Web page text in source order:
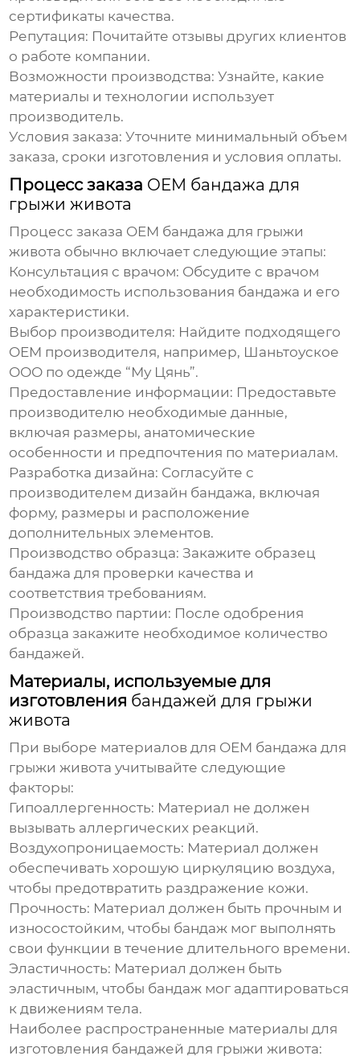
сертификаты качества.
Репутация: Почитайте отзывы других клиентов
о работе компании.
Возможности производства: Узнайте, какие
материалы и технологии использует
производитель.
Условия заказа: Уточните минимальный объем
заказа, сроки изготовления и условия оплаты.
Процесс заказа OEM бандажа для
грыжи живота
Процесс заказа OEM бандажа для грыжи
живота обычно включает следующие этапы:
Консультация с врачом: Обсудите с врачом
необходимость использования бандажа и его
характеристики.
Выбор производителя: Найдите подходящего
OEM производителя, например, Шаньтоуское
ООО по одежде “Му Цянь”.
Предоставление информации: Предоставьте
производителю необходимые данные,
включая размеры, анатомические
особенности и предпочтения по материалам.
Разработка дизайна: Согласуйте с
производителем дизайн бандажа, включая
форму, размеры и расположение
дополнительных элементов.
Производство образца: Закажите образец
бандажа для проверки качества и
соответствия требованиям.
Производство партии: После одобрения
образца закажите необходимое количество
бандажей.
Материалы, используемые для
изготовления бандажей для грыжи
живота
При выборе материалов для OEM бандажа для
грыжи живота учитывайте следующие
факторы:
Гипоаллергенность: Материал не должен
вызывать аллергических реакций.
Воздухопроницаемость: Материал должен
обеспечивать хорошую циркуляцию воздуха,
чтобы предотвратить раздражение кожи.
Прочность: Материал должен быть прочным и
износостойким, чтобы бандаж мог выполнять
свои функции в течение длительного времени.
Эластичность: Материал должен быть
эластичным, чтобы бандаж мог адаптироваться
к движениям тела.
Наиболее распространенные материалы для
изготовления бандажей для грыжи живота: